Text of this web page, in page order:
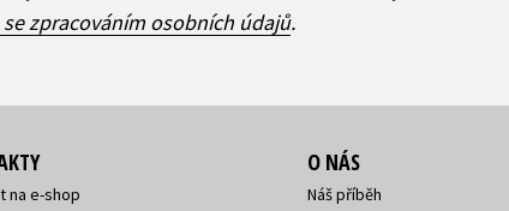
zpracováním osobních údajů.
na e-shop
O NÁS
Náš příběh